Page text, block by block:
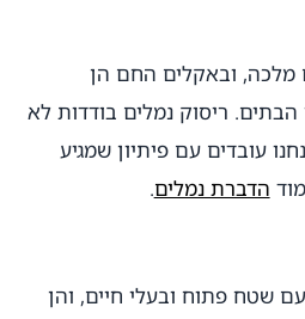
מלכה, ובאקלים החם הן
ריסוק נמלים בודדות לא
עובדים עם פיתיון שמגיע
הדברת נמלים.
שטח פתוח ובעלי חיים, והן